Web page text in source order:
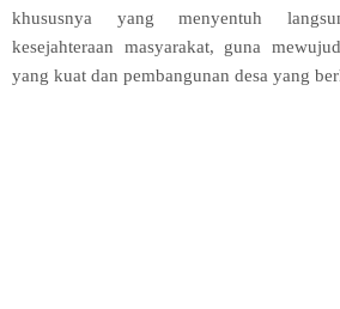
khususnya yang menyentuh
kesejahteraan masyarakat, guna
yang kuat dan pembangunan desa yang